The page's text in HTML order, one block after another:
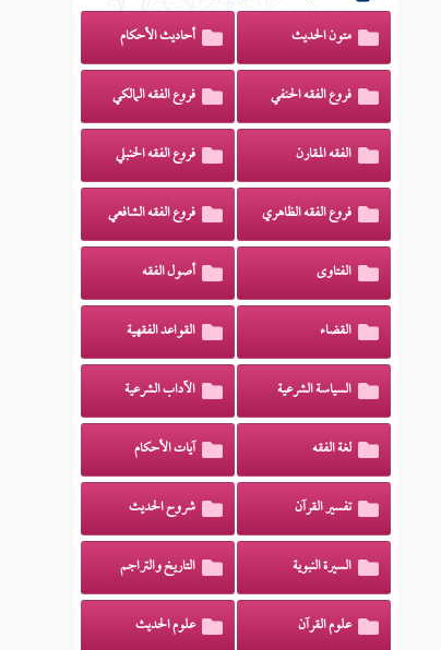
متون الحديث أحاديث الأحكام
فروع الفقه الحنفي فروع الفقه المالكي
الفقه المقارن فروع الفقه الحنبلي
فروع الفقه الظاهري فروع الفقه الشافعي
الفتاوى أصول الفقه
القضاء القواعد الفقهية
السياسة الشرعية الآداب الشرعية
لغة الفقه آيات الأحكام
تفسير القرآن شروح الحديث
السيرة النبوية التاريخ والتراجم
علوم القرآن علوم الحديث